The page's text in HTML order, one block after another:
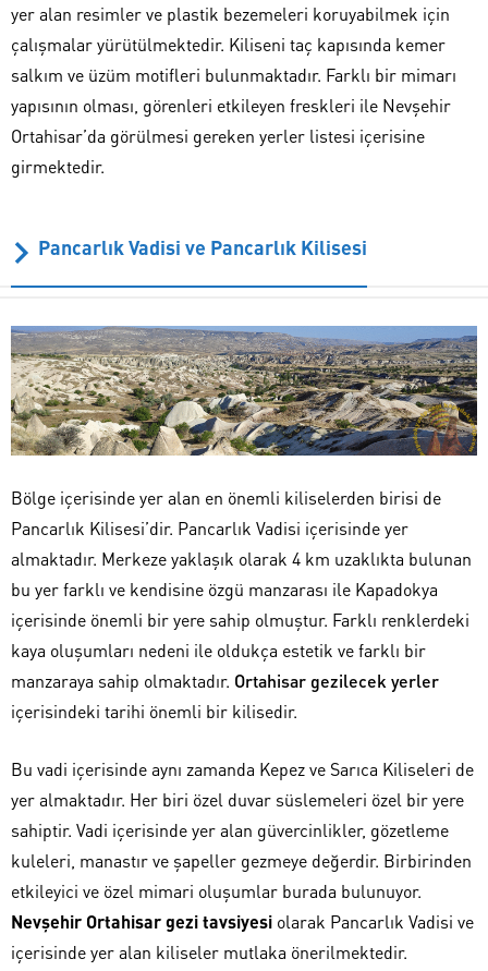
yer alan resimler ve plastik bezemeleri koruyabilmek için
çalışmalar yürütülmektedir. Kiliseni taç kapısında kemer
salkım ve üzüm motifleri bulunmaktadır. Farklı bir mimarı
yapısının olması, görenleri etkileyen freskleri ile Nevşehir
Ortahisar’da görülmesi gereken yerler listesi içerisine
girmektedir.
Pancarlık Vadisi ve Pancarlık Kilisesi
Bölge içerisinde yer alan en önemli kiliselerden birisi de
Pancarlık Kilisesi’dir. Pancarlık Vadisi içerisinde yer
almaktadır. Merkeze yaklaşık olarak 4 km uzaklıkta bulunan
bu yer farklı ve kendisine özgü manzarası ile Kapadokya
içerisinde önemli bir yere sahip olmuştur. Farklı renklerdeki
kaya oluşumları nedeni ile oldukça estetik ve farklı bir
manzaraya sahip olmaktadır. Ortahisar gezilecek yerler
içerisindeki tarihi önemli bir kilisedir.
Bu vadi içerisinde aynı zamanda Kepez ve Sarıca Kiliseleri de
yer almaktadır. Her biri özel duvar süslemeleri özel bir yere
sahiptir. Vadi içerisinde yer alan güvercinlikler, gözetleme
kuleleri, manastır ve şapeller gezmeye değerdir. Birbirinden
etkileyici ve özel mimari oluşumlar burada bulunuyor.
Nevşehir Ortahisar gezi tavsiyesi olarak Pancarlık Vadisi ve
içerisinde yer alan kiliseler mutlaka önerilmektedir.